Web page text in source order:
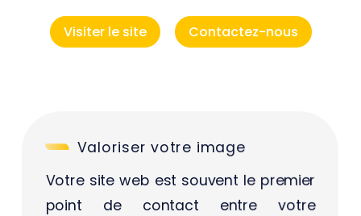
Visiter le site Contactez-nous
Valoriser votre image
Votre site web est souvent le premier
point de contact entre votre